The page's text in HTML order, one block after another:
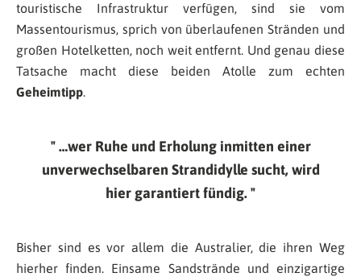
touristische Infrastruktur verfügen, sind sie vom
Massentourismus, sprich von überlaufenen Stränden und
großen Hotelketten, noch weit entfernt. Und genau diese
Tatsache macht diese beiden Atolle zum echten
Geheimtipp.
…wer Ruhe und Erholung inmitten einer
unverwechselbaren Strandidylle sucht, wird
hier garantiert fündig.
Bisher sind es vor allem die Australier, die ihren Weg
hierher finden. Einsame Sandstrände und einzigartige